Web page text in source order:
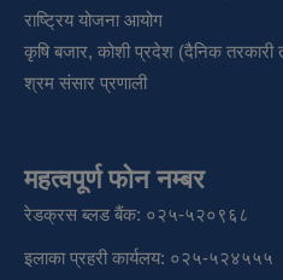
राष्ट्रिय योजना आयोग
कृषि बजार, कोशी प्रदेश (दैनिक
श्रम संसार प्रणाली
महत्वपूर्ण फोन नम्बर
रेडक्रस ब्लड बैंक: ०२५-५२०९६८
इलाका प्रहरी कार्यलय: ०२५-५२४५५५